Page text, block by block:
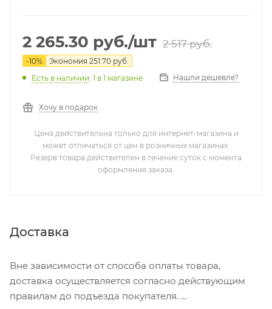
2 265.30 руб./шт 2 517руб.
-10% Экономия 251.70 руб.
Есть в наличии: 1 в 1 магазине Нашли дешевле?
Хочу в подарок
Цена действительна только для интернет-магазина и
может отличаться от цен в розничных магазинах.
Резерв товара действителен в течение суток с момента
оформления заказа.
Доставка
Вне зависимости от способа оплаты товара,
доставка осуществляется согласно действующим
правилам до подъезда покупателя.